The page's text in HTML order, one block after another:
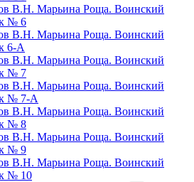
В.Н. Марьина Роща. Воинский
№ 6
В.Н. Марьина Роща. Воинский
6-А
В.Н. Марьина Роща. Воинский
№ 7
В.Н. Марьина Роща. Воинский
№ 7-А
В.Н. Марьина Роща. Воинский
№ 8
В.Н. Марьина Роща. Воинский
№ 9
В.Н. Марьина Роща. Воинский
№ 10